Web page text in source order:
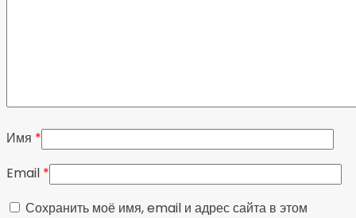
Имя *
Email *
Сохранить моё имя, email и адрес сайта в этом